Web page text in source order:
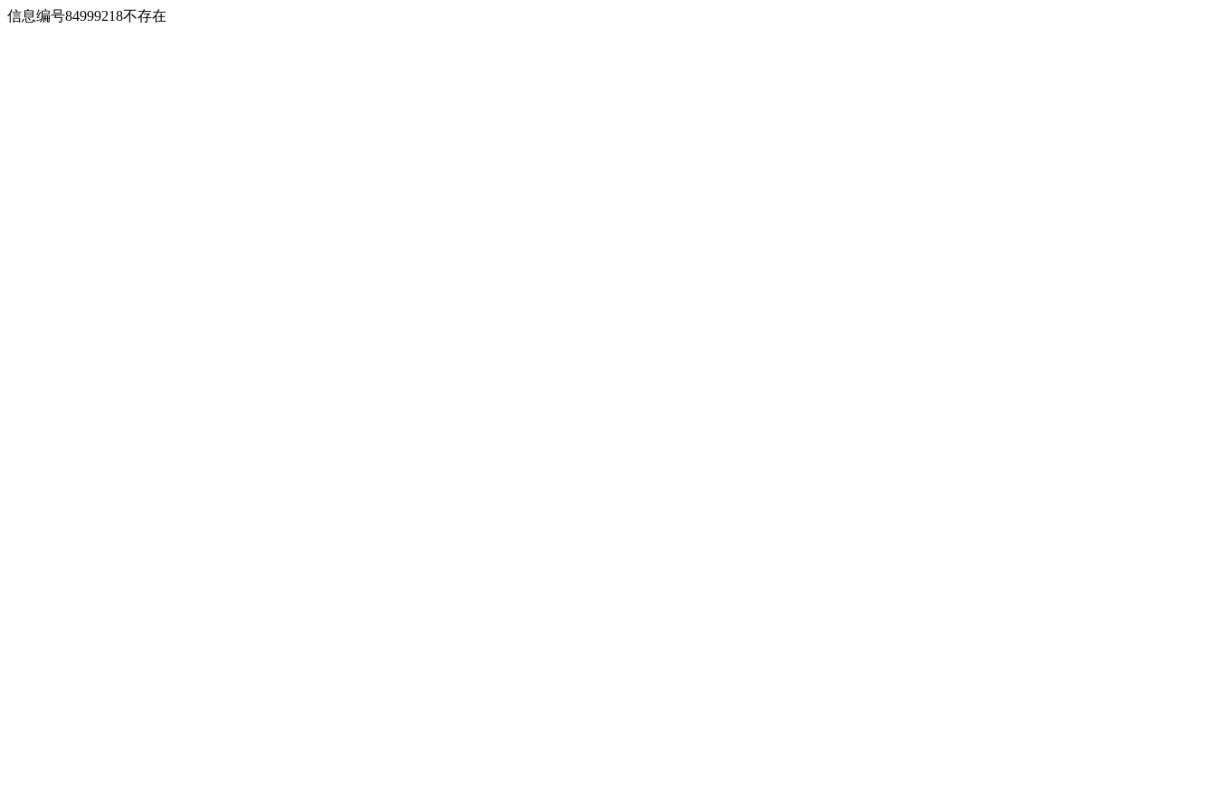
信息编号84999218不存在